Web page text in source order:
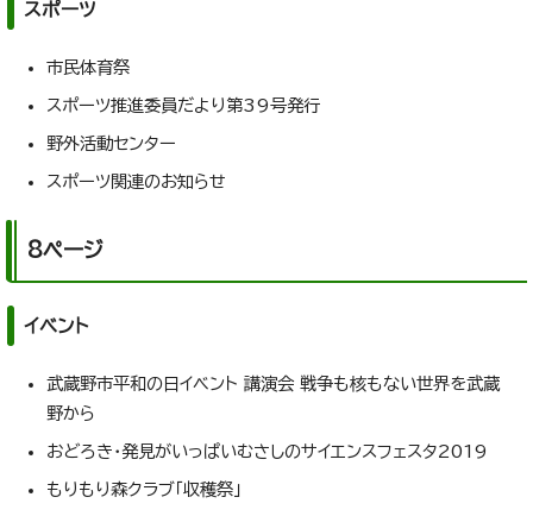
スポーツ
市民体育祭
スポーツ推進委員だより第39号発行
野外活動センター
スポーツ関連のお知らせ
8ページ
イベント
武蔵野市平和の日イベント 講演会 戦争も核もない世界を武蔵
野から
おどろき・発見がいっぱいむさしのサイエンスフェスタ2019
もりもり森クラブ「収穫祭」